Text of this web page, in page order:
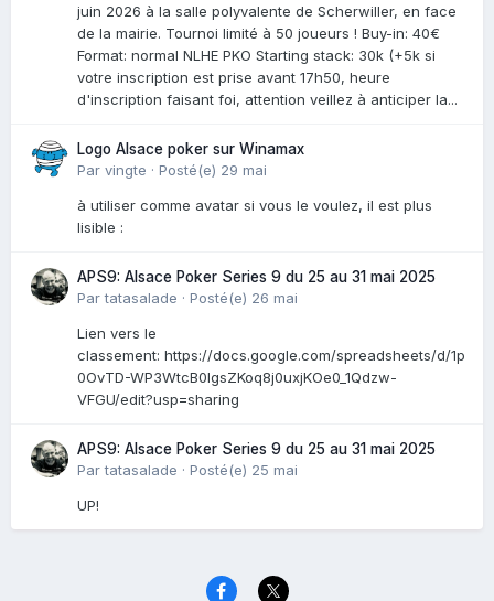
juin 2026 à la salle polyvalente de Scherwiller, en face
de la mairie. Tournoi limité à 50 joueurs ! Buy-in: 40€
Format: normal NLHE PKO Starting stack: 30k (+5k si
votre inscription est prise avant 17h50, heure
d'inscription faisant foi, attention veillez à anticiper la...
Logo Alsace poker sur Winamax
Par vingte · Posté(e) 29 mai
à utiliser comme avatar si vous le voulez, il est plus
lisible :
APS9: Alsace Poker Series 9 du 25 au 31 mai 2025
Partatasalade · Posté(e) 26 mai
Lien vers le
classement: https://docs.google.com/spreadsheets/d/1p
0OvTD-WP3WtcB0lgsZKoq8j0uxjKOe0_1Qdzw-
VFGU/edit?usp=sharing
APS9: Alsace Poker Series 9 du 25 au 31 mai 2025
Partatasalade · Posté(e) 25 mai
UP!